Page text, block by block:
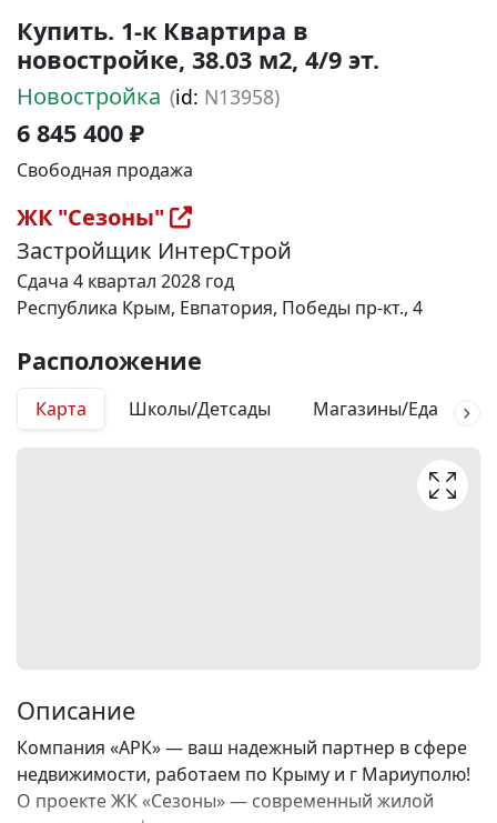
Купить. 1-к Квартира в
новостройке, 38.03 м2, 4/9 эт.
Новостройка (id: N13958)
6 845 400 ₽
Свободная продажа
ЖК "Сезоны"
Застройщик ИнтерСтрой
Сдача 4 квартал 2028 год
Республика Крым, Евпатория, Победы пр-кт., 4
Расположение
Карта Школы/Детсады Магазины/Еда
Описание
Компания «АРК» — ваш надежный партнер в сфере
недвижимости, работаем по Крыму и г Мариуполю!
О проекте ЖК «Сезоны» — современный жилой